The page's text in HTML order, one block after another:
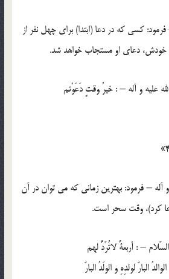
كسي كه در دعا (ابتدا) براي چهل نفر از
خودش، دعاي او مستجاب خواهد شد.
– فرمود: بهترين زماني كه مي توان در آن
كرد)، وقت سحر است.
البارّ لولدِهِ و الولَدُ البارّ